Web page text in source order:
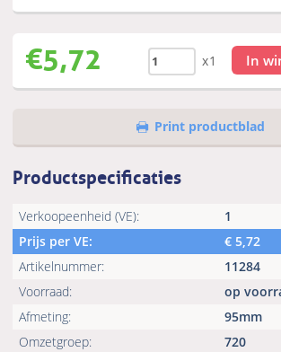
€5,72 x1 In
Print productblad
Productspecificaties
Verkoopeenheid (VE):
1
Prijs per VE:
€5,72
Artikelnummer:
11284
Voorraad:
op
Afmeting:
95mm
Omzetgroep:
720